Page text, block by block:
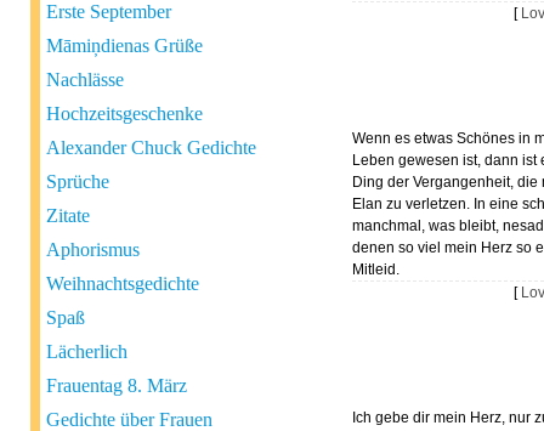
Erste September
Māmiņdienas Grüße
Nachlässe
Hochzeitsgeschenke
Alexander Chuck Gedichte
Sprüche
Zitate
Aphorismus
Weihnachtsgedichte
Spaß
Lächerlich
Frauentag 8. März
Gedichte über Frauen
[
Wenn es etwas Schönes in
Leben gewesen ist, dann ist
Ding der Vergangenheit, die
Elan zu verletzen. In eine
manchmal, was bleibt,
denen so viel mein Herz so
Mitleid.
[
Ich gebe dir mein Herz, nur